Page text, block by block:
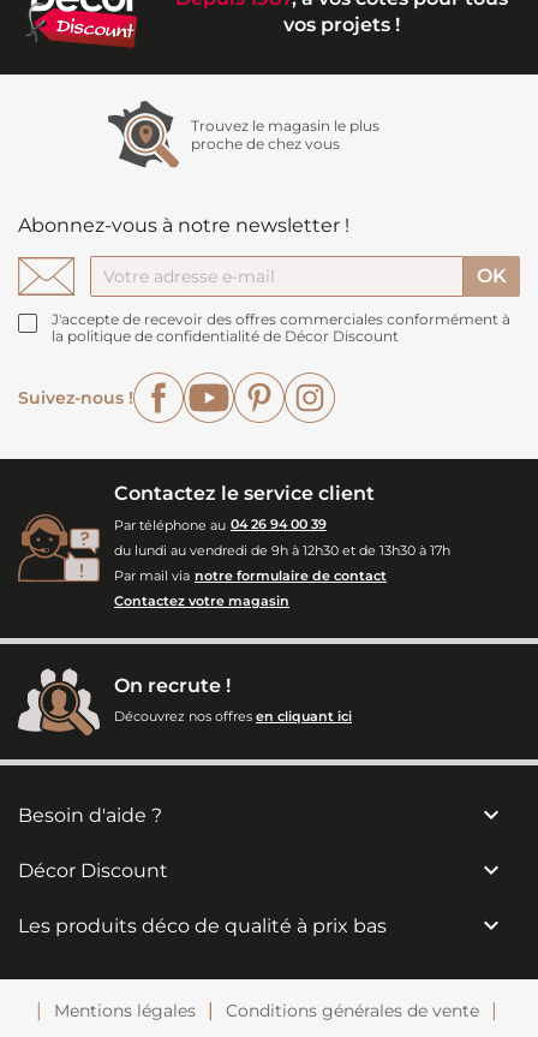
vos projets !
Trouvez le magasin le plus
proche de chez vous
Abonnez-vous à notre newsletter !
J'accepte de recevoir des offres commerciales conformément à
la politique de confidentialité de Décor Discount
Suivez-nous !
FacebookYouTubePinterest
Contactez le service client
Par téléphone au 04 26 94 00 39
du lundi au vendredi de 9h à 12h30 et de 13h30 à 17h
Par mail via notre formulaire de contact
Contactez votre magasin
On recrute !
Découvrez nos offres en cliquant ici
Besoin d'aide ? 
Décor Discount 
Les produits déco de qualité à prix bas 
Mentions légales
Conditions générales de vente